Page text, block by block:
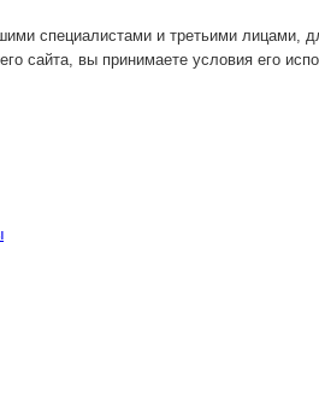
специалистами и третьими лицами,
сайта, вы принимаете условия его